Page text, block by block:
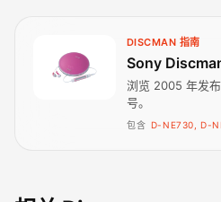
DISCMAN 指南
Sony
浏览 2005 年发
号。
包含 D-NE730, D-